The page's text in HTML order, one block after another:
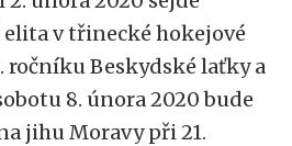
elita v třinecké hokejové
ročníku Beskydské laťky a
8. února 2020 bude
jihu Moravy při 21.